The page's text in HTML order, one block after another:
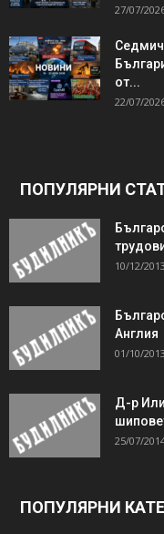
27/07/
от...
22/07/
ПОПУЛЯРНИ
10/12/2013
Англия
01/10/2013
Д-р
25/07/
ПОПУЛЯРНИ